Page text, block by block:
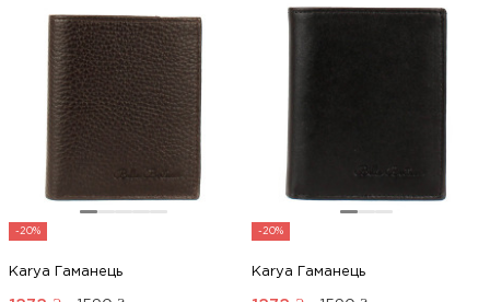
-20%
Karya Гаманець
-20%
Karya Гаманець